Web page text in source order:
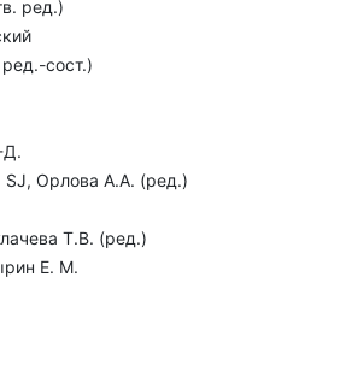
ред.)
сост.)
Д.
SJ, Орлова А.А. (ред.)
Т.В. (ред.)
Е. М.